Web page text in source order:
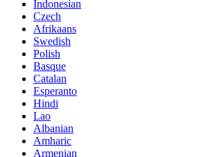
Indonesian
Czech
Afrikaans
Swedish
Polish
Basque
Catalan
Esperanto
Hindi
Lao
Albanian
Amharic
Armenian